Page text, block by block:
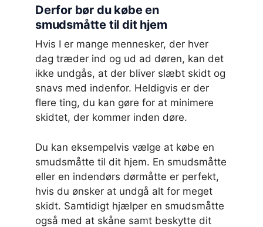
Derfor bør du købe en
smudsmåtte til dit hjem
Hvis I er mange mennesker, der hver
dag træder ind og ud ad døren, kan det
ikke undgås, at der bliver slæbt skidt og
snavs med indenfor. Heldigvis er der
flere ting, du kan gøre for at minimere
skidtet, der kommer inden døre.
Du kan eksempelvis vælge at købe en
smudsmåtte til dit hjem. En smudsmåtte
eller en indendørs dørmåtte er perfekt,
hvis du ønsker at undgå alt for meget
skidt. Samtidigt hjælper en smudsmåtte
også med at skåne samt beskytte dit